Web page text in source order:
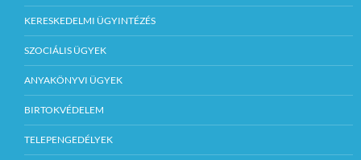
KERESKEDELMI ÜGYINTÉZÉS
SZOCIÁLIS ÜGYEK
ANYAKÖNYVI ÜGYEK
BIRTOKVÉDELEM
TELEPENGEDÉLYEK